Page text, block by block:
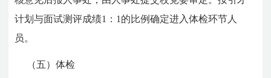
计划与面试测评成绩1：1的比例确定进入体检环节人
员。
（五）体检